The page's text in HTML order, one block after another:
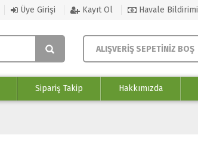
Üye Girişi Kayıt Ol Havale Bildirimi
ALIŞVERİŞ SEPETİNİZ BOŞ
Sipariş Takip Hakkımızda